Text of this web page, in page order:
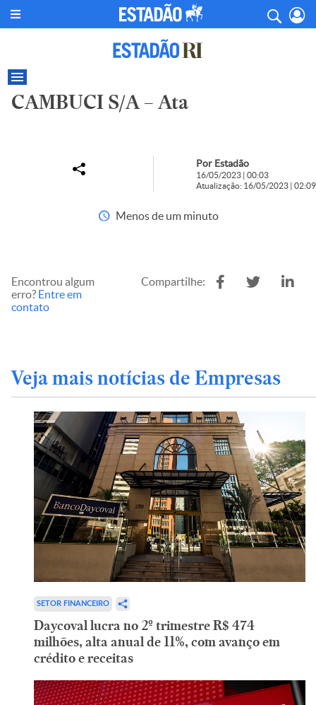
CAMBUCI S/A – Ata
Por Estadão
16/05/2023 | 00:03
Atualização: 16/05/2023 | 02:09
Menos de um minuto
Encontrou algum
erro? Entre em
contato
Compartilhe:
Veja mais notícias de Empresas
SETOR FINANCEIRO
Daycoval lucra no 2º trimestre R$ 474
milhões, alta anual de 11%, com avanço em
crédito e receitas